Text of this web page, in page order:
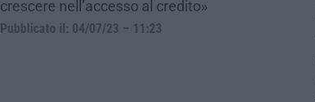
crescere nell’accesso al credito»
Pubblicato il: 04/07/23 – 11:23